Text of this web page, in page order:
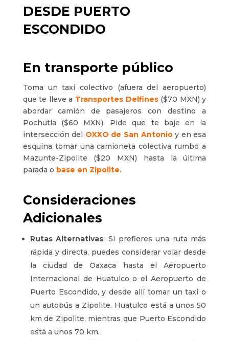
DESDE PUERTO
ESCONDIDO
En transporte público
Toma un taxi colectivo (afuera del aeropuerto)
que te lleve a Transportes Delfines($70 MXN) y
abordar camión de pasajeros con destino a
Pochutla ($60 MXN). Pide que te baje en la
intersección del OXXO de San Antonioy en esa
esquina tomar una camioneta colectiva rumbo a
Mazunte-Zipolite ($20 MXN) hasta la última
parada o base en Zipolite.
Consideraciones
Adicionales
Rutas Alternativas: Si prefieres una ruta más
rápida y directa, puedes considerar volar desde
la ciudad de Oaxaca hasta el Aeropuerto
Internacional de Huatulco o el Aeropuerto de
Puerto Escondido, y desde allí tomar un taxi o
un autobús a Zipolite. Huatulco está a unos 50
km de Zipolite, mientras que Puerto Escondido
está a unos 70 km.